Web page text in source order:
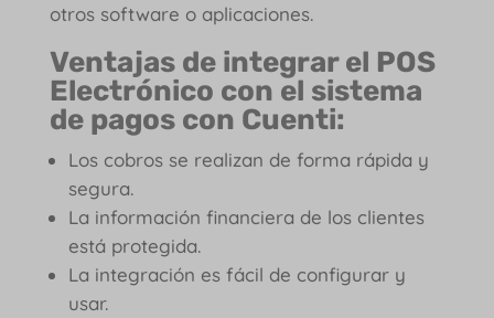
otros software o aplicaciones.
Ventajas deintegrar el POS
Electrónico con el sistema
de pagos con Cuenti:
Los cobros se realizan de forma rápida y
segura.
La información financiera de los clientes
está protegida.
La integración es fácil de configurar y
usar.